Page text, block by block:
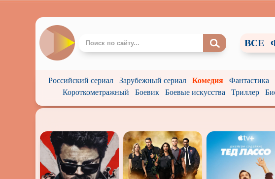
ВСЕ
Российский сериал Зарубежный сериал Комедия Фантастика
Короткометражный
Боевик Боевые искусства Триллер